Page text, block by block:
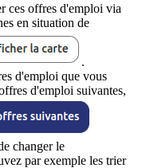
ces offres d'emploi via
en situation de
.
d'emploi que vous
d'emploi suivantes,
changer le
par exemple les trier